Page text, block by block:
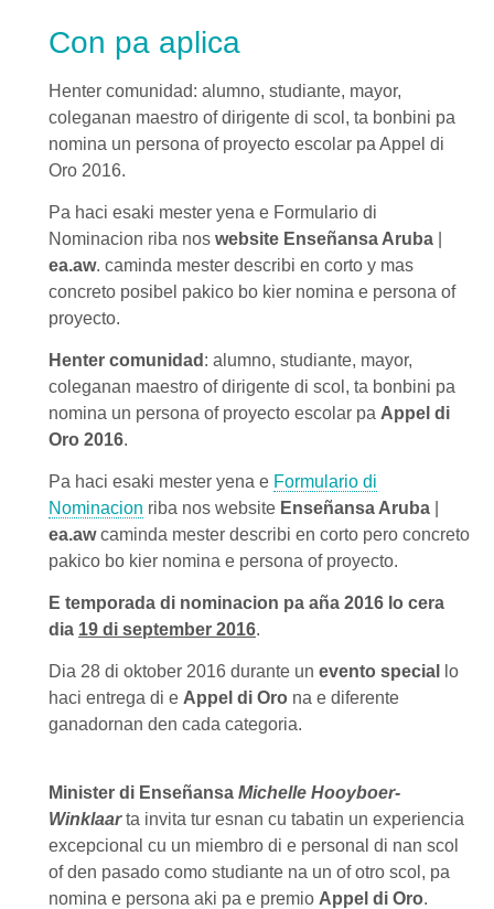
Con pa aplica
Henter comunidad: alumno, studiante, mayor,
coleganan maestro of dirigente di scol, ta bonbini pa
nomina un persona of proyecto escolar pa Appel di
Oro 2016.
Pa haci esaki mester yena e Formulario di
Nominacion riba nos website Enseñansa Aruba
ea.aw. caminda mester describi en corto y mas
concreto posibel pakico bo kier nomina e persona of
proyecto.
Henter comunidad : alumno, studiante, mayor,
coleganan maestro of dirigente di scol, ta bonbini pa
nomina un persona of proyecto escolar pa Appel di
Oro 2016.
Pa haci esaki mester yena e Formulario di
Nominacion riba nos website Enseñansa Aruba
ea.awcaminda mester describi en corto pero concreto
pakico bo kier nomina e persona of proyecto.
E temporada di nominacion pa aña 2016 lo cera
dia 19 di september 2016.
Dia 28 di oktober 2016 durante un evento special
lo
haci entrega di e Appel di Oro na e diferente
ganadornan den cada categoria.
Minister di Enseñansa Michelle Hooyboer-
Winklaar ta invita tur esnan cu tabatin un experiencia
excepcional cu un miembro di e personal di nan scol
of den pasado como studiante na un of otro scol, pa
nomina e persona aki pa e premio Appel di Oro.